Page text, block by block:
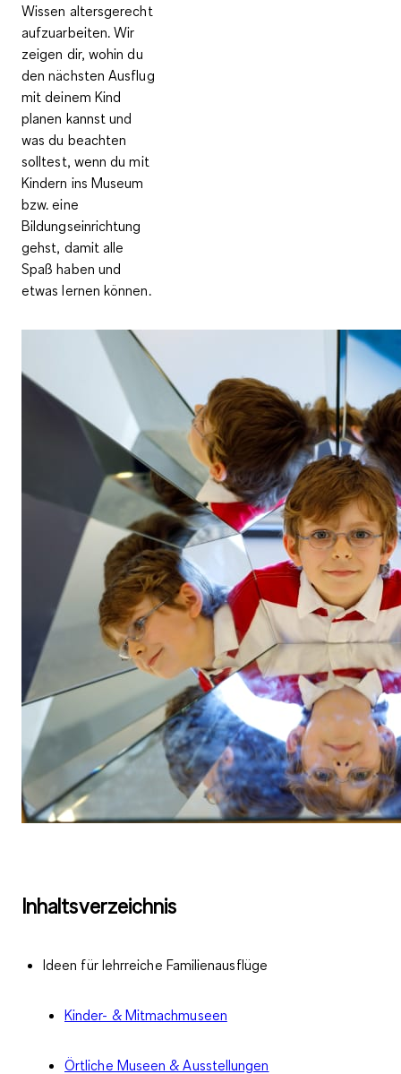
Wissen altersgerecht
aufzuarbeiten. Wir
zeigen dir, wohin du
den nächsten Ausflug
mit deinem Kind
planen kannst und
was du beachten
solltest, wenn du mit
Kindern ins Museum
bzw. eine
Bildungseinrichtung
gehst, damit alle
Spaß haben und
etwas lernen können.
Inhaltsverzeichnis
Ideen für lehrreiche Familienausflüge
Kinder- & Mitmachmuseen
Örtliche Museen & Ausstellungen